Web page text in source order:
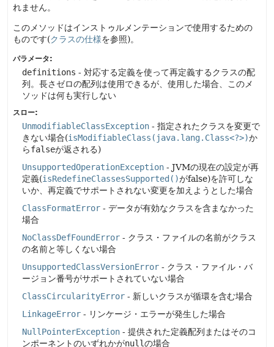
れません。
このメソッドはインストゥルメンテーションで使用するための
ものです(クラスの仕様を参照)。
パラメータ:
definitions - 対応する定義を使って再定義するクラスの配
列。長さゼロの配列は使用できるが、使用した場合、このメ
ソッドは何も実行しない
スロー:
UnmodifiableClassException - 指定されたクラスを変更で
きない場合(isModifiableClass(java.lang.Class<?>)か
らfalseが返される)
UnsupportedOperationException - JVMの現在の設定が再
定義(isRedefineClassesSupported()がfalse)を許可しな
いか、再定義でサポートされない変更を加えようとした場合
ClassFormatError - データが有効なクラスを含まなかった
場合
NoClassDefFoundError - クラス・ファイルの名前がクラス
の名前と等しくない場合
UnsupportedClassVersionError - クラス・ファイル・バ
ージョン番号がサポートされていない場合
ClassCircularityError - 新しいクラスが循環を含む場合
LinkageError - リンケージ・エラーが発生した場合
NullPointerException - 提供された定義配列またはそのコ
ンポーネントのいずれかがnullの場合